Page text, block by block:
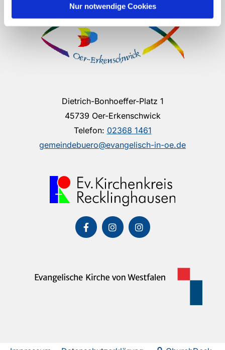
Nur notwendige Cookies
Dietrich-Bonhoeffer-Platz 1
45739 Oer-Erkenschwick
Telefon: 02368 1461
gemeindebuero@evangelisch-in-oe.de